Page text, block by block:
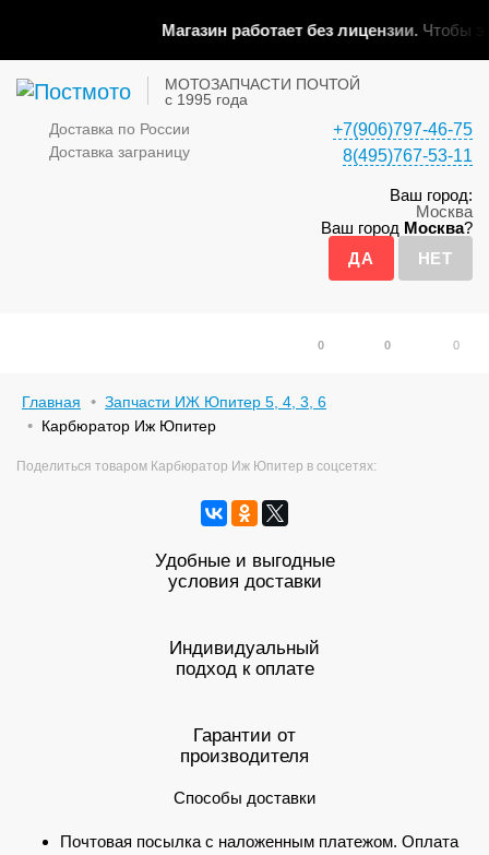
Магазин работает без лицензии.Чтобы
МОТОЗАПЧАСТИ ПОЧТОЙ
с 1995 года
Доставка по России
Доставка заграницу
+7(906)797-46-75
8(495)767-53-11
Ваш город:
Москва
Ваш город Москва?
0
0 0
Главная
Запчасти ИЖ Юпитер 5, 4, 3, 6
Карбюратор Иж Юпитер
Поделиться товаром Карбюратор Иж Юпитер в соцсетях:
Удобные и выгодные
условия доставки
Индивидуальный
подход к оплате
Гарантии от
производителя
Способы доставки
Почтовая посылка с наложенным платежом. Оплата